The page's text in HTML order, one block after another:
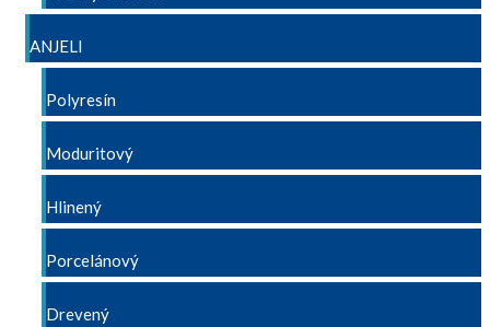
ANJELI
Polyresín
Moduritový
Hlinený
Porcelánový
Drevený